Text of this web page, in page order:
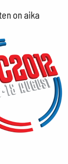
on aika